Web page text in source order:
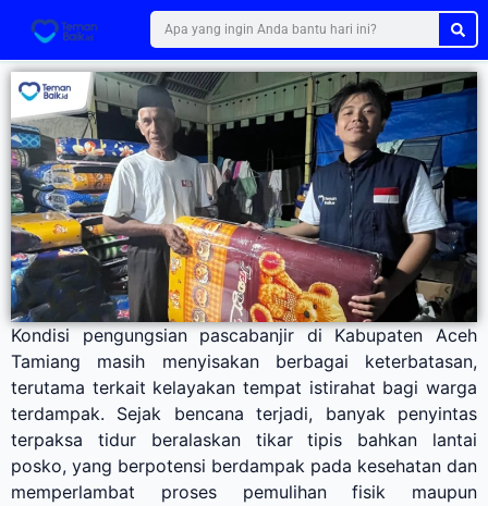
Kondisi pengungsian pascabanjir di Kabupaten Aceh
Tamiang masih menyisakan berbagai keterbatasan,
terutama terkait kelayakan tempat istirahat bagi warga
terdampak. Sejak bencana terjadi, banyak penyintas
terpaksa tidur beralaskan tikar tipis bahkan lantai
posko, yang berpotensi berdampak pada kesehatan dan
memperlambat proses pemulihan fisik maupun